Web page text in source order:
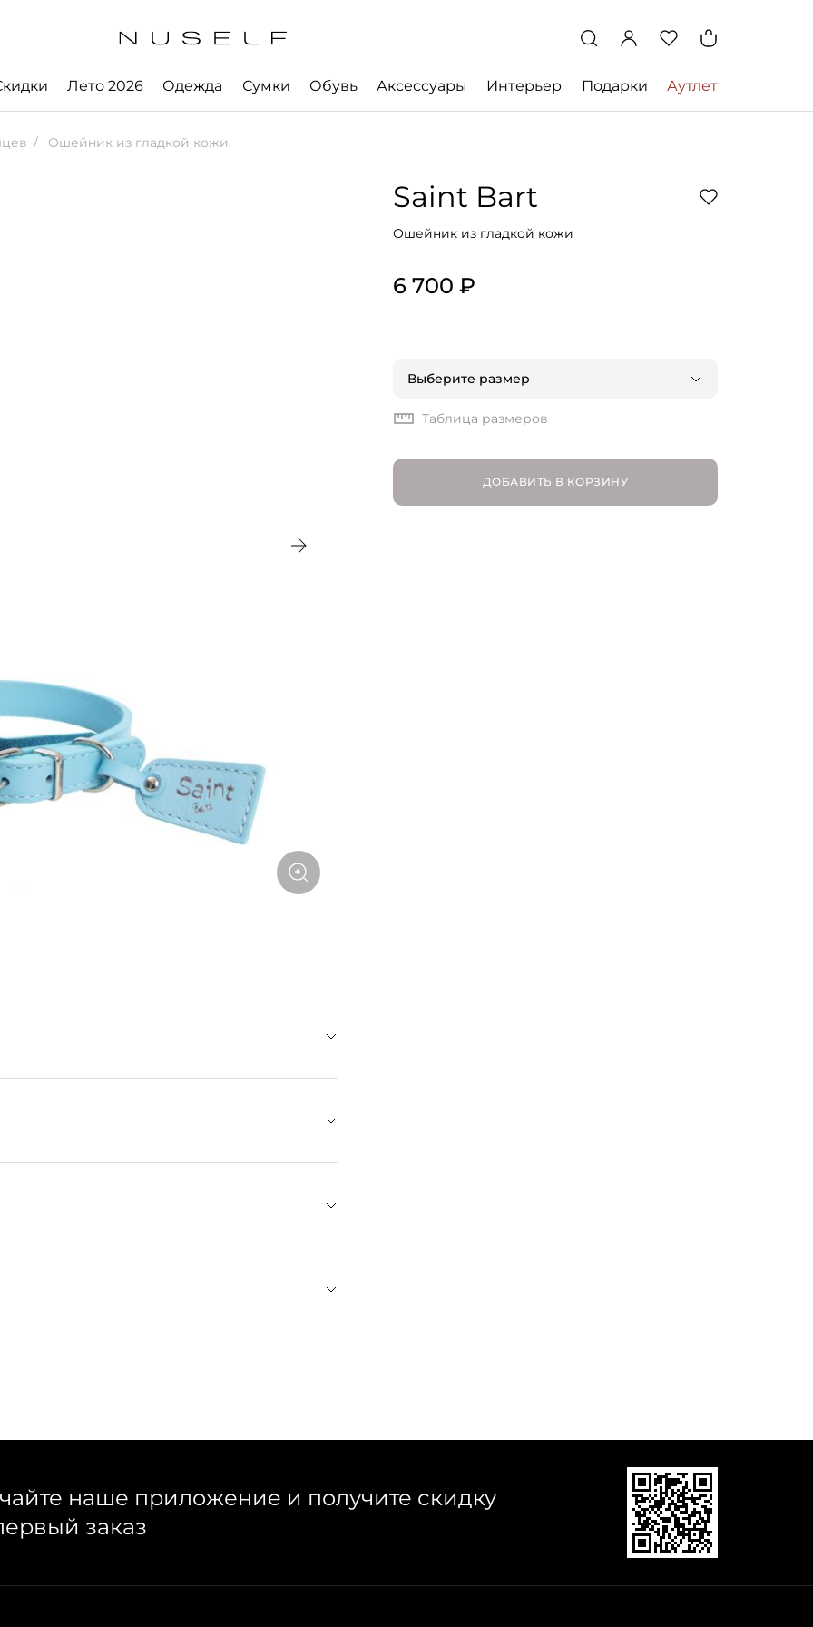
Лето 2026 Одежда Сумки Обувь Аксессуары Интерьер Подарки Аутлет
Ошейник из гладкой кожи
Saint Bart
Ошейник из гладкой кожи
6 700 ₽
Выберите размер
S | RU 44
Таблица размеров
ДОБАВИТЬ В КОРЗИНУ
небольшого количества мыла и воды, затем
наше приложение и получите скидку
заказ